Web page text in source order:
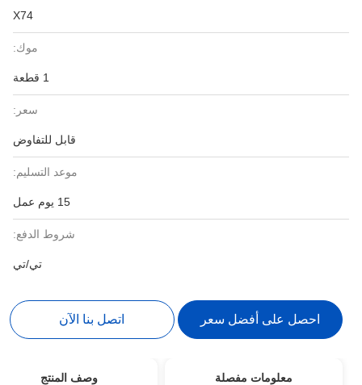
X74
موك:
سعر:
قابل للتفاوض
موعد التسليم:
15 يوم عمل
شروط الدفع:
تي/تي
احصل على أفضل سعر اتصل بنا الآن
معلومات مفصلة وصف المنتج